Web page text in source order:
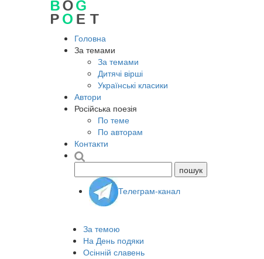
Головна
За темами
За темами
Дитячі вірші
Українські класики
Автори
Російська поезія
По теме
По авторам
Контакти
Телеграм-канал
За темою
На День подяки
Осінній славень